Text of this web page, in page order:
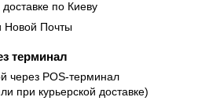
доставке по Киеву
Новой Почты
терминал
через POS-терминал
при курьерской доставке)